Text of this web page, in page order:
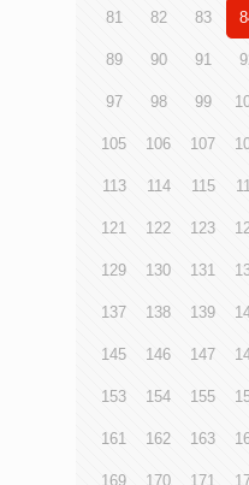
81 82 83
89 90 91
97 98 99
105 106 107
113 114 115
121 122 123
129 130 131
137 138 139
145 146 147
153 154 155
161 162 163
169 170 171